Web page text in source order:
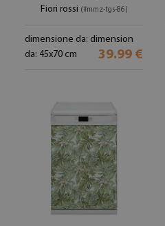
Fiori rossi (#mmz-tgs-86)
dimensione da: dimension
da: 45x70 cm
39.99 €